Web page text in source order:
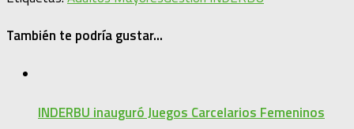
También te podría gustar...
INDERBU inauguró Juegos Carcelarios Femeninos